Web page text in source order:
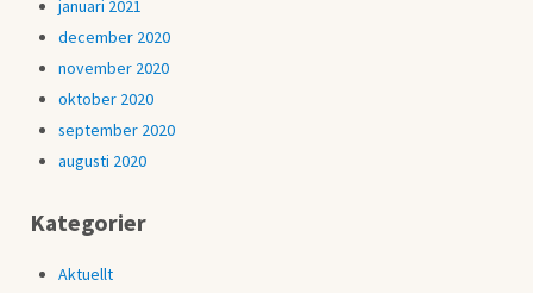
januari 2021
december 2020
november 2020
oktober 2020
september 2020
augusti 2020
Kategorier
Aktuellt